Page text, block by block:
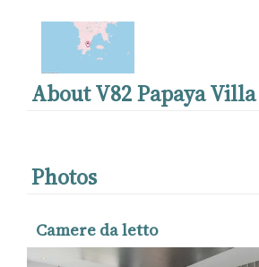
About V82 Papaya Villa
Photos
Camere da letto